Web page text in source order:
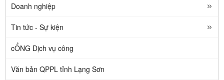
Doanh nghiệp
Tin tức - Sự kiện
cỔNG Dịch vụ công
Văn bản QPPL tỉnh Lạng Sơn